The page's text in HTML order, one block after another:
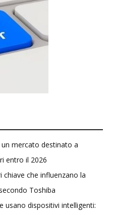
mercato destinato a
entro il 2026
che influenzano la
Toshiba
usano dispositivi intelligenti: